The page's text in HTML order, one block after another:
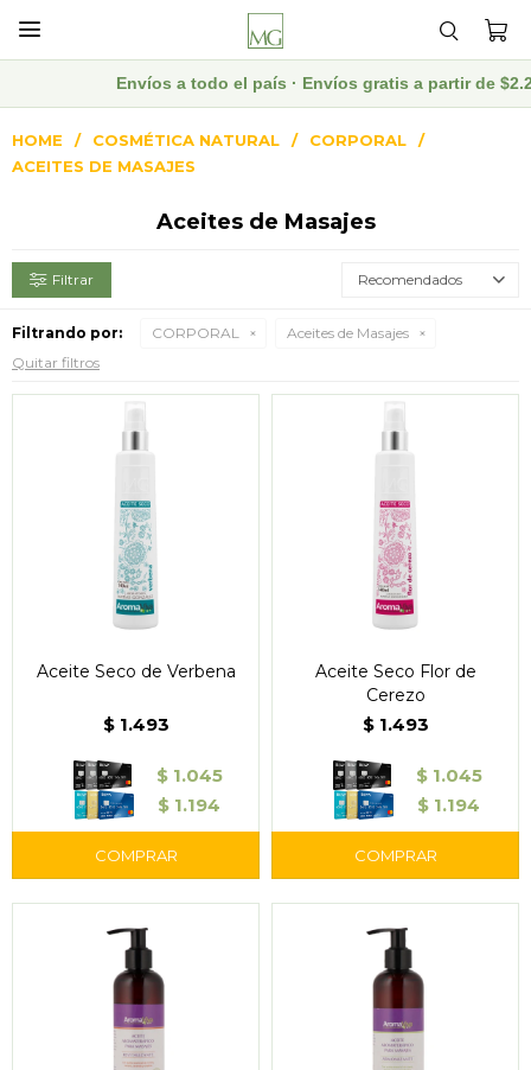

Envíos a todo el país · Envíos gratis a partir de
HOME COSMÉTICA NATURAL
CORPORAL
ACEITES DE MASAJES
Aceites de Masajes
Recomendados
Filtrando por: CORPORAL
Aceites de Masajes
Quitar filtros
Aceite Seco de Verbena
$ 1.493
$ 1.045
$ 1.194
Aceite Seco Flor de
Cerezo
$ 1.493
$ 1.045
$ 1.194